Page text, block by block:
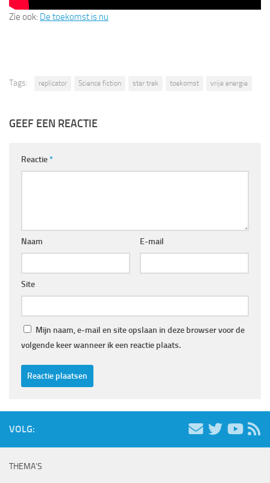
Zie ook: De toekomst is nu
Tags: replicator Science fiction star trek toekomst vrije energie
GEEF EEN REACTIE
Reactie*
Naam E-mail
Site
Mijn naam, e-mail en site opslaan in deze browser voor de
volgende keer wanneer ik een reactie plaats.
VOLG:
THEMA’S